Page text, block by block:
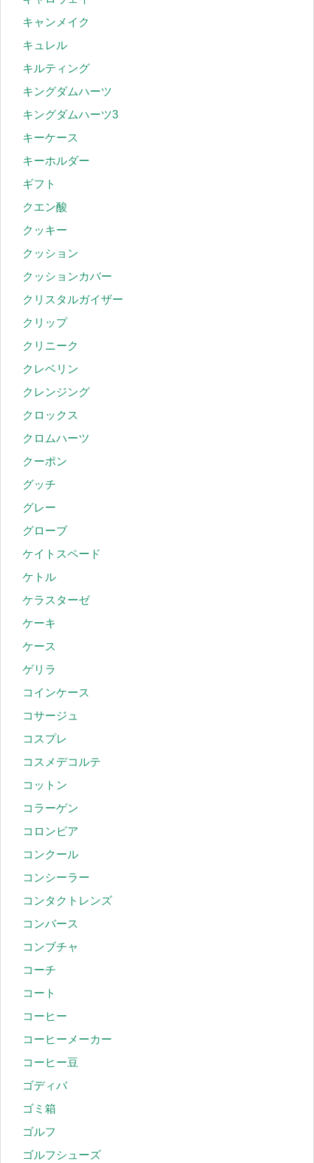
キャンメイク
キュレル
キルティング
キングダムハーツ
キングダムハーツ3
キーケース
キーホルダー
ギフト
クエン酸
クッキー
クッション
クッションカバー
クリスタルガイザー
クリップ
クリニーク
クレベリン
クレンジング
クロックス
クロムハーツ
クーポン
グッチ
グレー
グローブ
ケイトスペード
ケトル
ケラスターゼ
ケーキ
ケース
ゲリラ
コインケース
コサージュ
コスプレ
コスメデコルテ
コットン
コラーゲン
コロンビア
コンクール
コンシーラー
コンタクトレンズ
コンバース
コンブチャ
コーチ
コート
コーヒー
コーヒーメーカー
コーヒー豆
ゴディバ
ゴミ箱
ゴルフ
ゴルフシューズ